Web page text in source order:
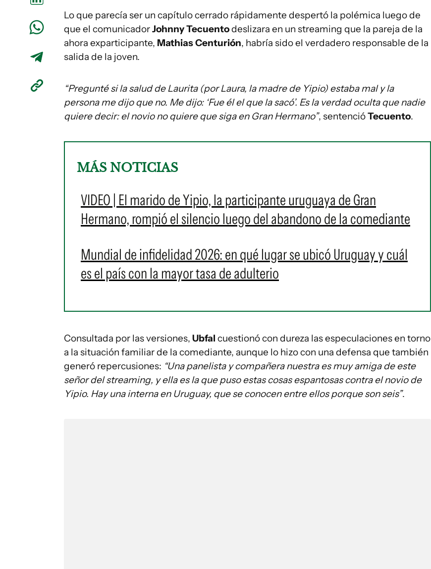
Lo que parecía ser un capítulo cerrado rápidamente despertó la polémica luego de
que el comunicadorJohnny Tecuentodeslizara en un streaming que la pareja de la
ahora exparticipante, Mathias Centurión, habría sido el verdadero responsable de la
salida de la joven.
“Pregunté si la salud de Laurita (por Laura, la madre de Yipio) estaba mal y la
persona me dijo que no. Me dijo: ‘Fue él el que la sacó’. Es la verdad oculta que nadie
quiere decir: el novio no quiere que siga en Gran Hermano”, sentencióTecuento.
MÁS NOTICIAS
VIDEO | El marido de Yipio, la participante uruguaya de Gran
Hermano, rompió el silencio luego del abandono de la comediante
Mundial de infidelidad 2026: en qué lugar se ubicó Uruguay y cuál
es el país con la mayor tasa de adulterio
Consultada por las versiones, Ubfal cuestionó con dureza las especulaciones en torno
a la situación familiar de la comediante, aunque lo hizo con una defensa que también
generó repercusiones: “Una panelista y compañera nuestra es muy amiga de este
señor del streaming, y ella es la que puso estas cosas espantosas contra el novio de
Yipio. Hay una interna en Uruguay, que se conocen entre ellos porque son seis”.